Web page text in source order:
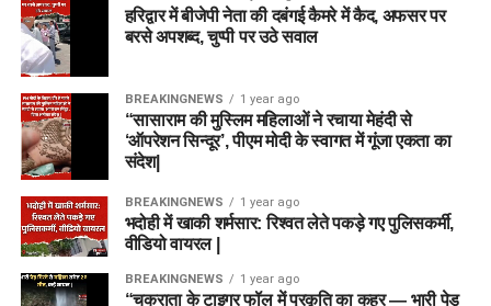
हरिद्वार में बीजेपी नेता की दबंगई कैमरे में कैद, अफसर पर
बरसे अपशब्द, चुप्पी पर उठे सवाल
BREAKINGNEWS 1 year ago
“सासाराम की मुस्लिम महिलाओं ने रचाया मेहंदी से
‘ऑपरेशन सिन्दूर’, पीएम मोदी के स्वागत में गूंजा एकता का
संदेश|
BREAKINGNEWS 1 year ago
भदोही में खाकी शर्मसार: रिश्वत लेते पकड़े गए पुलिसकर्मी,
वीडियो वायरल |
BREAKINGNEWS 1 year ago
“चकराता के टाइगर फॉल में प्रकृति का कहर — भारी पेड़